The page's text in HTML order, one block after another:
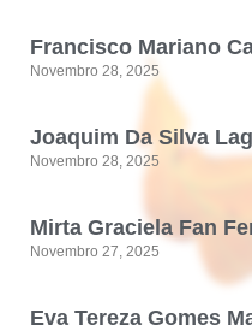
Francisco Mariano
Novembro 28, 2025
Joaquim Da Silva
Novembro 28, 2025
Mirta Graciela Fan
Novembro 27, 2025
Eva Tereza Gomes